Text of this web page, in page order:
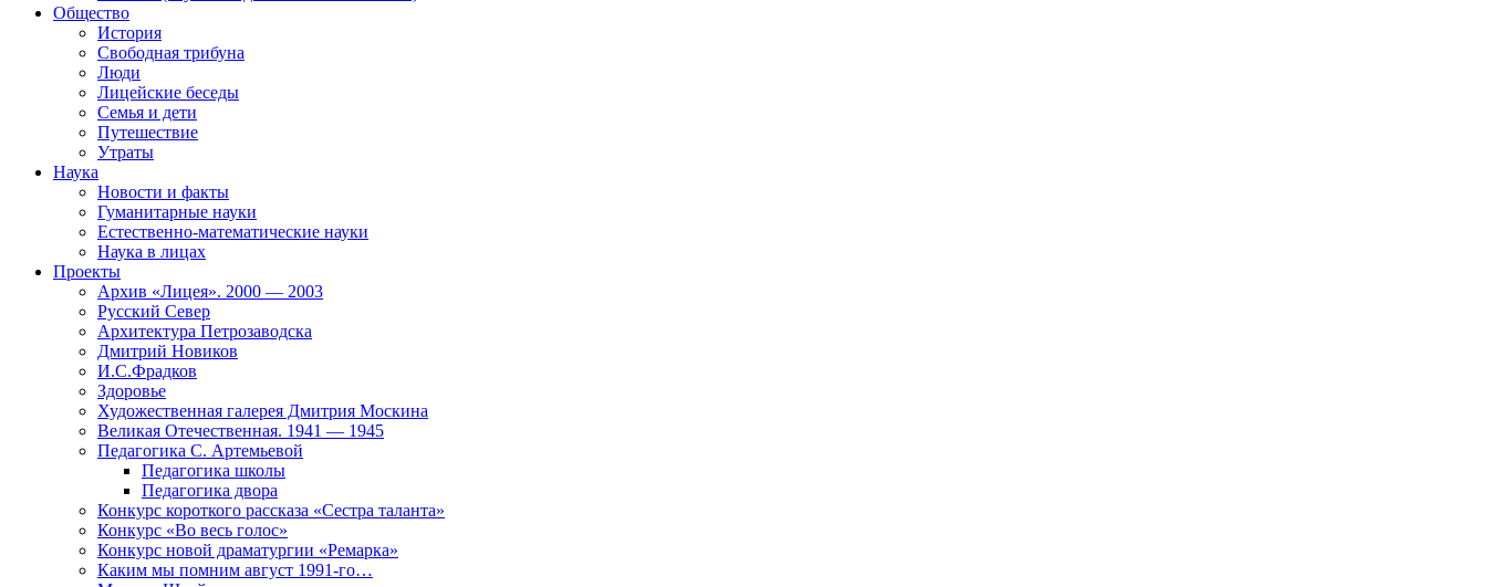
Общество
История
Свободная трибуна
Люди
Лицейские беседы
Семья и дети
Путешествие
Утраты
Наука
Новости и факты
Гуманитарные науки
Естественно-математические науки
Наука в лицах
Проекты
Архив «Лицея». 2000 — 2003
Русский Север
Архитектура Петрозаводска
Дмитрий Новиков
И.С.Фрадков
Здоровье
Художественная галерея Дмитрия Москина
Великая Отечественная. 1941 — 1945
Педагогика С. Артемьевой
Педагогика школы
Педагогика двора
Конкурс короткого рассказа «Сестра таланта»
Конкурс «Во весь голос»
Конкурс новой драматургии «Ремарка»
Каким мы помним август 1991-го…